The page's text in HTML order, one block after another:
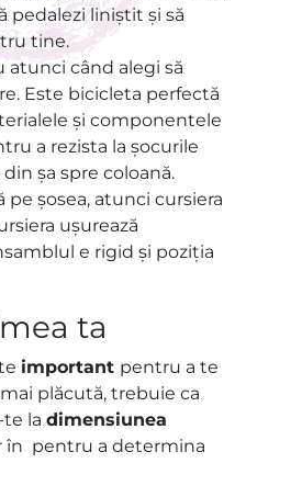
pedalezi liniștit și să
tine.
atunci când alegi să
Este bicicleta perfectă
și componentele
a rezista la șocurile
șa spre coloană.
șosea, atunci cursiera
ușurează
e rigid și poziția
ta
important pentru a te
plăcută, trebuie ca
te ladimensiunea
în pentru a determina